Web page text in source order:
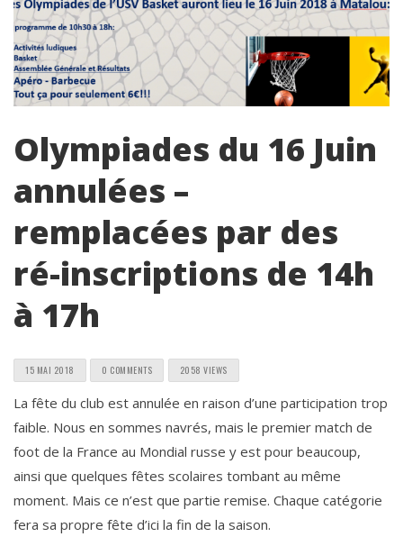
Olympiades du 16 Juin
annulées –
remplacées par des
ré-inscriptions de 14h
à 17h
15 MAI 2018 0 COMMENTS 2058 VIEWS
La fête du club est annulée en raison d’une participation trop
faible. Nous en sommes navrés, mais le premier match de
foot de la France au Mondial russe y est pour beaucoup,
ainsi que quelques fêtes scolaires tombant au même
moment. Mais ce n’est que partie remise. Chaque catégorie
fera sa propre fête d’ici la fin de la saison.